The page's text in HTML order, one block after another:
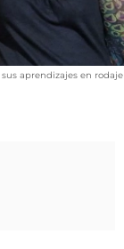
aprendizajes en rodaje